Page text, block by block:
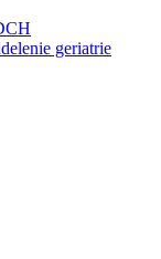
geriatrie